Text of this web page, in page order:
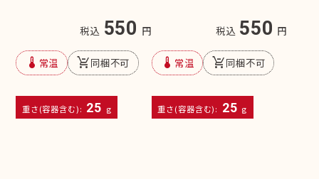
税込 550 円
device_thermostat 常温 remove_shopping_cart同梱不可
重さ(容器含む): 25 g
税込 550 円
device_thermostat 常温 remove_shopping_cart同梱不可
重さ(容器含む): 25 g